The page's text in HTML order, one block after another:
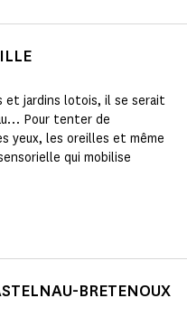
et jardins lotois, il se serait
Pour tenter de
yeux, les oreilles et même
qui mobilise
BRETENOUX